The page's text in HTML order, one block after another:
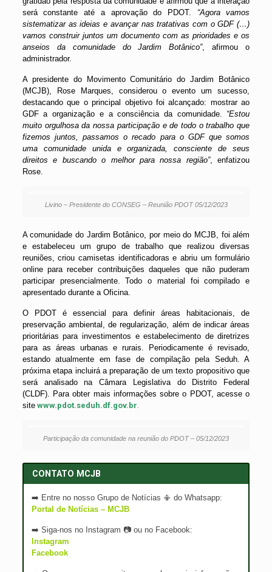
será constante até a aprovação do PDOT. “Agora vamos
sistematizar as ideias e avançar nas tratativas com o GDF (…)
vamos construir juntos um documento com as prioridades e os
anseios da comunidade do Jardim Botânico”, afirmou o
administrador.
A presidente do Movimento Comunitário do Jardim Botânico
(MCJB), Rose Marques, considerou o evento um sucesso,
destacando que o principal objetivo foi alcançado: mostrar ao
GDF a organização e a consciência da comunidade. “Estou
muito orgulhosa da nossa participação e de todo o trabalho que
fizemos juntos, passamos o recado para o GDF que somos
uma comunidade unida e organizada, consciente de seus
direitos e buscando o melhor para nossa região”, enfatizou
Rose.
Livino – Presidente do CONSEG – Reunião PDOT 05/12/2023
A comunidade do Jardim Botânico, por meio do MCJB, foi além
e estabeleceu um grupo de trabalho que realizou diversas
reuniões, criou camisetas identificadoras e abriu um formulário
online para receber contribuições daqueles que não puderam
participar presencialmente. Todo o material foi compilado e
apresentado durante a Oficina.
O PDOT é essencial para definir áreas habitacionais, de
preservação ambiental, de regularização, além de indicar áreas
prioritárias para investimentos e estabelecimento de diretrizes
para as áreas urbanas e rurais. Periodicamente é revisado,
estando atualmente em fase de compilação pela Seduh. A
próxima etapa incluirá a preparação de um texto propositivo que
será analisado na Câmara Legislativa do Distrito Federal
(CLDF). Para obter mais informações sobre o PDOT, acesse o
site www.pdot.seduh.df.gov.br
Participação da comunidade na reunião do PDOT – 05/12/2023
CONTATO MCJB
➡️ Entre no nosso Grupo de Notícias 📳 do Whatsapp:
Portal de Notícias – MCJB
➡️ Siga-nos no Instagram 📷 ou no Facebook:
Instagram
Facebook